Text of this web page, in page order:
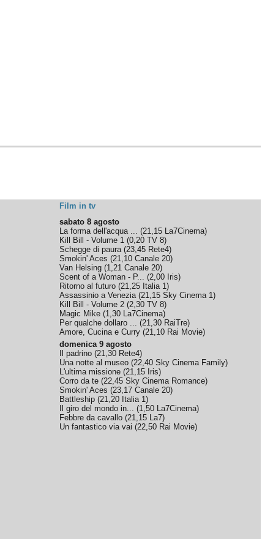
Film in tv
sabato 8 agosto
La forma dell'acqua ... (21,15 La7Cinema)
Kill Bill - Volume 1 (0,20 TV 8)
Schegge di paura(23,45 Rete4)
Smokin' Aces (21,10 Canale 20)
Van Helsing (1,21 Canale 20)
Scent of a Woman - P... (2,00 Iris)
Ritorno al futuro (21,25 Italia 1)
Assassinio a Venezia(21,15 Sky Cinema 1)
Kill Bill - Volume 2 (2,30 TV 8)
Magic Mike (1,30 La7Cinema)
Per qualche dollaro ... (21,30 RaiTre)
Amore, Cucina e Curry (21,10 Rai Movie)
domenica 9 agosto
Il padrino (21,30 Rete4)
Una notte al museo (22,40 Sky Cinema Family)
L'ultima missione (21,15 Iris)
Corro da te (22,45 Sky Cinema Romance)
Smokin' Aces (23,17 Canale 20)
Battleship (21,20 Italia 1)
Il giro del mondo in... (1,50 La7Cinema)
Febbre da cavallo (21,15 La7)
Un fantastico via vai (22,50 Rai Movie)